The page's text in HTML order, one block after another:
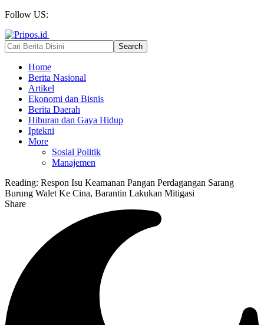
Follow US:
Home
Berita Nasional
Artikel
Ekonomi dan Bisnis
Berita Daerah
Hiburan dan Gaya Hidup
Iptekni
More
Sosial Politik
Manajemen
Reading: Respon Isu Keamanan Pangan Perdagangan Sarang
Burung Walet Ke Cina, Barantin Lakukan Mitigasi
Share